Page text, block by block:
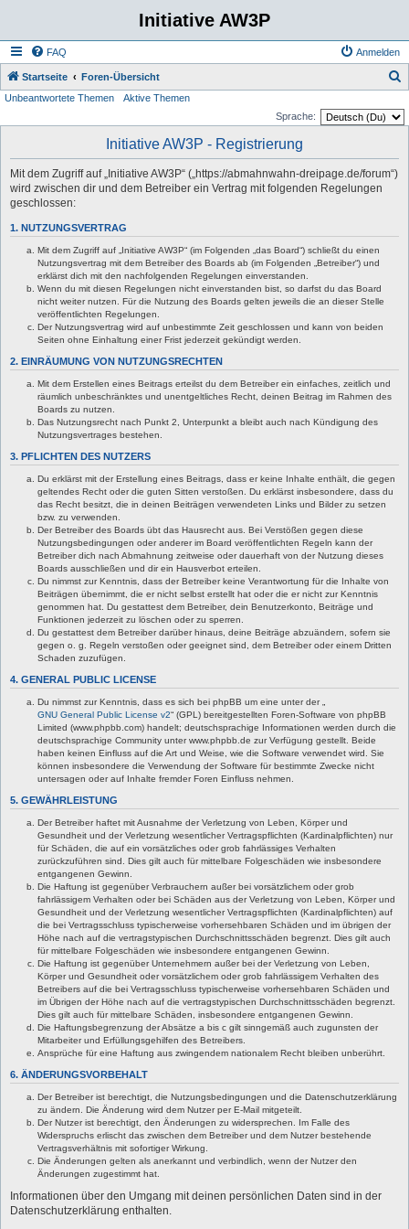
Initiative AW3P
FAQ Anmelden
Startseite Foren-Übersicht
Unbeantwortete Themen
Aktive Themen
Sprache:
Initiative AW3P - Registrierung
Mit dem Zugriff auf „Initiative AW3P“ („https://abmahnwahn-dreipage.de/forum“)
wird zwischen dir und dem Betreiber ein Vertrag mit folgenden Regelungen
geschlossen:
1. NUTZUNGSVERTRAG
Mit dem Zugriff auf „Initiative AW3P“ (im Folgenden „das Board“) schließt du einen
Nutzungsvertrag mit dem Betreiber des Boards ab (im Folgenden „Betreiber“) und
erklärst dich mit den nachfolgenden Regelungen einverstanden.
Wenn du mit diesen Regelungen nicht einverstanden bist, so darfst du das Board
nicht weiter nutzen. Für die Nutzung des Boards gelten jeweils die an dieser Stelle
veröffentlichten Regelungen.
Der Nutzungsvertrag wird auf unbestimmte Zeit geschlossen und kann von beiden
Seiten ohne Einhaltung einer Frist jederzeit gekündigt werden.
2. EINRÄUMUNG VON NUTZUNGSRECHTEN
Mit dem Erstellen eines Beitrags erteilst du dem Betreiber ein einfaches, zeitlich und
räumlich unbeschränktes und unentgeltliches Recht, deinen Beitrag im Rahmen des
Boards zu nutzen.
Das Nutzungsrecht nach Punkt 2, Unterpunkt a bleibt auch nach Kündigung des
Nutzungsvertrages bestehen.
3. PFLICHTEN DES NUTZERS
Du erklärst mit der Erstellung eines Beitrags, dass er keine Inhalte enthält, die gegen
geltendes Recht oder die guten Sitten verstoßen. Du erklärst insbesondere, dass du
das Recht besitzt, die in deinen Beiträgen verwendeten Links und Bilder zu setzen
bzw. zu verwenden.
Der Betreiber des Boards übt das Hausrecht aus. Bei Verstößen gegen diese
Nutzungsbedingungen oder anderer im Board veröffentlichten Regeln kann der
Betreiber dich nach Abmahnung zeitweise oder dauerhaft von der Nutzung dieses
Boards ausschließen und dir ein Hausverbot erteilen.
Du nimmst zur Kenntnis, dass der Betreiber keine Verantwortung für die Inhalte von
Beiträgen übernimmt, die er nicht selbst erstellt hat oder die er nicht zur Kenntnis
genommen hat. Du gestattest dem Betreiber, dein Benutzerkonto, Beiträge und
Funktionen jederzeit zu löschen oder zu sperren.
Du gestattest dem Betreiber darüber hinaus, deine Beiträge abzuändern, sofern sie
gegen o. g. Regeln verstoßen oder geeignet sind, dem Betreiber oder einem Dritten
Schaden zuzufügen.
4. GENERAL PUBLIC LICENSE
Du nimmst zur Kenntnis, dass es sich bei phpBB um eine unter der „
GNU General Public License v2“ (GPL) bereitgestellten Foren-Software von phpBB
Limited (www.phpbb.com) handelt; deutschsprachige Informationen werden durch die
deutschsprachige Community unter www.phpbb.de zur Verfügung gestellt. Beide
haben keinen Einfluss auf die Art und Weise, wie die Software verwendet wird. Sie
können insbesondere die Verwendung der Software für bestimmte Zwecke nicht
untersagen oder auf Inhalte fremder Foren Einfluss nehmen.
5. GEWÄHRLEISTUNG
Der Betreiber haftet mit Ausnahme der Verletzung von Leben, Körper und
Gesundheit und der Verletzung wesentlicher Vertragspflichten (Kardinalpflichten) nur
für Schäden, die auf ein vorsätzliches oder grob fahrlässiges Verhalten
zurückzuführen sind. Dies gilt auch für mittelbare Folgeschäden wie insbesondere
entgangenen Gewinn.
Die Haftung ist gegenüber Verbrauchern außer bei vorsätzlichem oder grob
fahrlässigem Verhalten oder bei Schäden aus der Verletzung von Leben, Körper und
Gesundheit und der Verletzung wesentlicher Vertragspflichten (Kardinalpflichten) auf
die bei Vertragsschluss typischerweise vorhersehbaren Schäden und im übrigen der
Höhe nach auf die vertragstypischen Durchschnittsschäden begrenzt. Dies gilt auch
für mittelbare Folgeschäden wie insbesondere entgangenen Gewinn.
Die Haftung ist gegenüber Unternehmern außer bei der Verletzung von Leben,
Körper und Gesundheit oder vorsätzlichem oder grob fahrlässigem Verhalten des
Betreibers auf die bei Vertragsschluss typischerweise vorhersehbaren Schäden und
im Übrigen der Höhe nach auf die vertragstypischen Durchschnittsschäden begrenzt.
Dies gilt auch für mittelbare Schäden, insbesondere entgangenen Gewinn.
Die Haftungsbegrenzung der Absätze a bis c gilt sinngemäß auch zugunsten der
Mitarbeiter und Erfüllungsgehilfen des Betreibers.
Ansprüche für eine Haftung aus zwingendem nationalem Recht bleiben unberührt.
6. ÄNDERUNGSVORBEHALT
Der Betreiber ist berechtigt, die Nutzungsbedingungen und die Datenschutzerklärung
zu ändern. Die Änderung wird dem Nutzer per E-Mail mitgeteilt.
Der Nutzer ist berechtigt, den Änderungen zu widersprechen. Im Falle des
Widerspruchs erlischt das zwischen dem Betreiber und dem Nutzer bestehende
Vertragsverhältnis mit sofortiger Wirkung.
Die Änderungen gelten als anerkannt und verbindlich, wenn der Nutzer den
Änderungen zugestimmt hat.
Informationen über den Umgang mit deinen persönlichen Daten sind in der
Datenschutzerklärung enthalten.